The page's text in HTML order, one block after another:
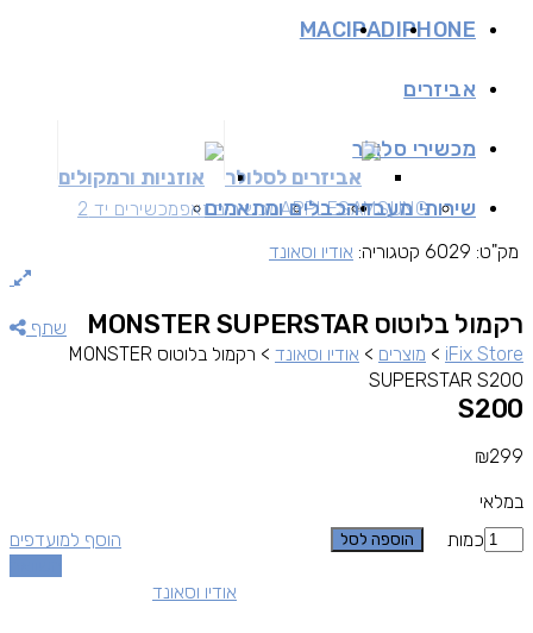
IPHONE
IPAD
MAC
אביזרים
אביזרים לסלולר אוזניות ורמקולים
מכשירי סלולר
SAMSUNG
APPLEמכשירים זאפמכשירים יד 2 שירותי מעבדהכבלים ומתאמים
שתף
iFix Store
> מוצרים > אודיו וסאונד >
רקמול בלוטוס MONSTER
SUPERSTAR S200
רקמול בלוטוס MONSTER SUPERSTAR
S200
₪299
במלאי
כמות
הוספה לסל
הוסף למועדפים
מק"ט: 6029 קטגוריה: אודיו וסאונד
אודיו וסאונד